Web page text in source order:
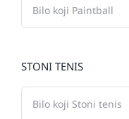
STONI TENIS